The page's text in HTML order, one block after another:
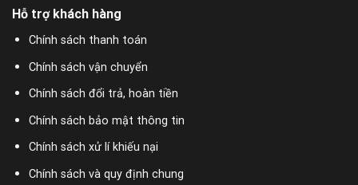
Hỗ trợ khách hàng
Chính sách thanh toán
Chính sách vận chuyển
Chính sách đổi trả, hoàn tiền
Chính sách bảo mật thông tin
Chính sách xử lí khiếu nại
Chính sách và quy định chung